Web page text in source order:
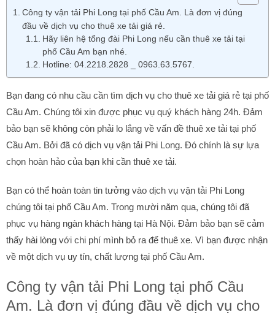
Công ty vận tải Phi Long tại phố Cầu Am. Là đơn vị đúng
đầu về dịch vụ cho thuê xe tải giá rẻ.
Hãy liên hệ tổng đài Phi Long nếu cần thuê xe tải tại
phố Cầu Am bạn nhé.
Hotline: 04.2218.2828 _ 0963.63.5767.
Bạn đang có nhu cầu cần tìm dịch vụ cho thuê xe tải giá rẻ tại phố
Cầu Am. Chúng tôi xin được phục vụ quý khách hàng 24h. Đảm
bảo bạn sẽ không còn phải lo lắng về vấn đề thuê xe tải tại phố
Cầu Am. Bởi đã có dịch vụ vận tải Phi Long. Đó chính là sự lựa
chọn hoàn hảo của bạn khi cần thuê xe tải.
Bạn có thể hoàn toàn tin tưởng vào dịch vụ vận tải Phi Long
chúng tôi tại phố Cầu Am. Trong mười năm qua, chúng tôi đã
phục vụ hàng ngàn khách hàng tại Hà Nội. Đảm bảo bạn sẽ cảm
thấy hài lòng với chi phí mình bỏ ra để thuê xe. Vì bạn được nhận
về một dịch vụ uy tín, chất lượng tại phố Cầu Am.
Công ty vận tải Phi Long tại phố Cầu
Am. Là đơn vị đúng đầu về dịch vụ cho